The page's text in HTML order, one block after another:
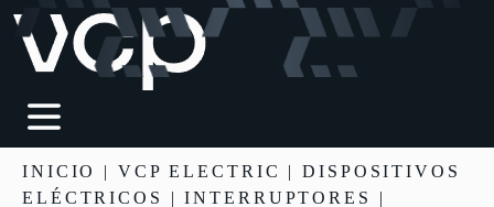
INICIO | VCP ELECTRIC |DISPOSITIVOS
ELÉCTRICOS
| INTERRUPTORES |